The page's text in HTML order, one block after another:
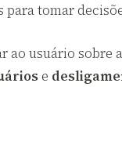
para tomar
ao usuário sobre
e